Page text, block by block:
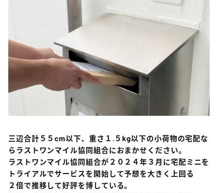
三辺合計５５cm以下、重さ１.５kg以下の小荷物の宅配な
らラストワンマイル協同組合におまかせください。
ラストワンマイル協同組合が２０２４年３月に宅配ミニを
トライアルでサービスを開始して予想を大きく上回る
２倍で推移して好評を博している。